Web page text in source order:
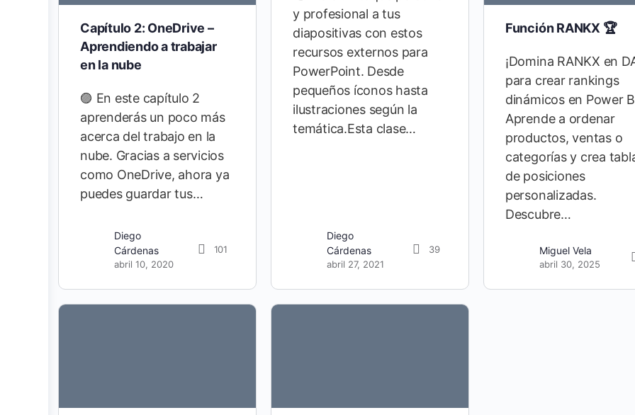
Capítulo 2: OneDrive –
Aprendiendo a trabajar
en la nube
🟣 En este capítulo 2
aprenderás un poco más
acerca del trabajo en la
nube. Gracias a servicios
como OneDrive, ahora ya
puedes guardar tus…
Diego
Cárdenas
abril 10, 2020
101
y profesional a tus
diapositivas con estos
recursos externos para
PowerPoint. Desde
pequeños íconos hasta
ilustraciones según la
temática.Esta clase…
Diego
Cárdenas
abril 27, 2021
39
Función RANKX 🏆
¡Domina RANKX en
para crear rankings
dinámicos en Power
Aprende a ordenar
productos, ventas o
categorías y crea
de posiciones
personalizadas.
Descubre…
Miguel Vela
abril 30, 2025